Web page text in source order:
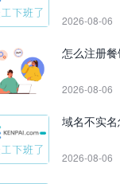
2026-08-06
怎么注册餐
2026-08-06
域名不实
2026-08-06